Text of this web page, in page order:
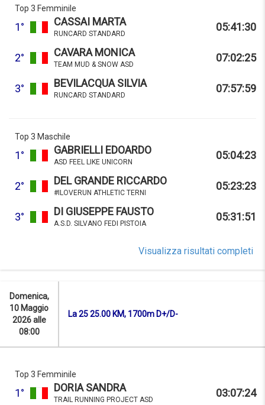
Top 3 Femminile
1° CASSAI MARTA
RUNCARD STANDARD
05:41:30
2° CAVARA MONICA
TEAM MUD & SNOW ASD
07:02:25
3° BEVILACQUA SILVIA
RUNCARD STANDARD
07:57:59
Top 3 Maschile
1° GABRIELLI EDOARDO
ASD FEEL LIKE UNICORN
05:04:23
2° DEL GRANDE RICCARDO
#ILOVERUN ATHLETIC TERNI
05:23:23
3° DI GIUSEPPE FAUSTO
A.S.D. SILVANO FEDI PISTOIA
05:31:51
Visualizza risultati completi
Domenica,
10 Maggio
2026 alle
08:00
La 25 25.00 KM, 1700m D+/D-
Top 3 Femminile
1° DORIA SANDRA
TRAIL RUNNING PROJECT ASD
03:07:24